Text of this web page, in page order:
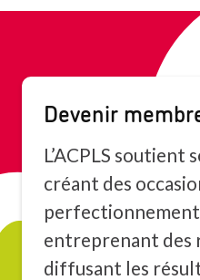
Devenir
L’ACPLS soutient
créant des
entreprenant des
diffusant les